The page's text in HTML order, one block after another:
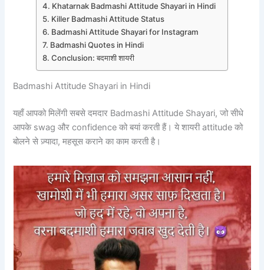
Khatarnak Badmashi Attitude Shayari in Hindi
Killer Badmashi Attitude Status
Badmashi Attitude Shayari for Instagram
Badmashi Quotes in Hindi
Conclusion: बदमाशी शायरी
Badmashi Attitude Shayari in Hindi
यहाँ आपको मिलेंगी सबसे दमदार Badmashi Attitude Shayari, जो सीधे
आपके swag और confidence को बयां करती हैं। ये शायरी attitude को
बोलने से ज़्यादा, महसूस कराने का काम करती है।